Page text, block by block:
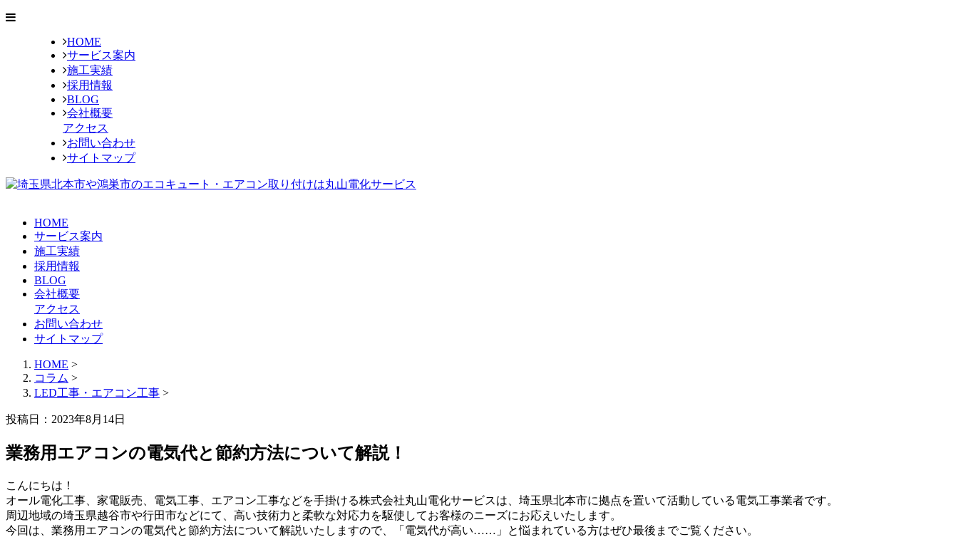
HOME
サービス案内
施工実績
採用情報
BLOG
会社概要
アクセス
お問い合わせ
サイトマップ
HOME
サービス案内
施工実績
採用情報
BLOG
会社概要
アクセス
お問い合わせ
サイトマップ
HOME >
コラム >
LED工事・エアコン工事 >
投稿日：2023年8月14日
業務用エアコンの電気代と節約方法について解説！
こんにちは！
オール電化工事、家電販売、電気工事、エアコン工事などを手掛ける株式会社丸山電化サービスは、埼玉県北本市に拠点を置いて活動している電気工事業者です。
周辺地域の埼玉県越谷市や行田市などにて、高い技術力と柔軟な対応力を駆使してお客様のニーズにお応えいたします。
今回は、業務用エアコンの電気代と節約方法について解説いたしますので、「電気代が高い……」と悩まれている方はぜひ最後までご覧ください。